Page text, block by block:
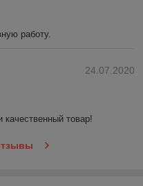
работу.
24.07.2020
качественный товар!